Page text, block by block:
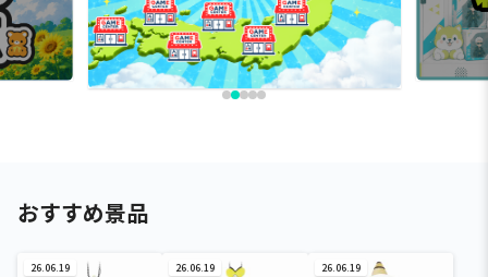
おすすめ景品
26.06.19 26.06.19 26.06.19